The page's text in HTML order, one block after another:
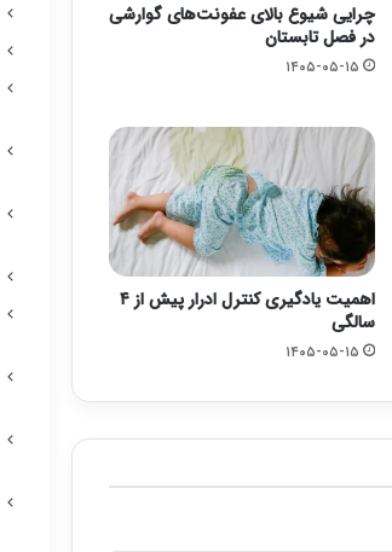
چرایی شیوع بالای عفونت‌های گوارشی
در فصل تابستان
۱۴۰۵-۰۵-۱۵
اهمیت یادگیری کنترل ادرار پیش از ۴
سالگی
۱۴۰۵-۰۵-۱۵